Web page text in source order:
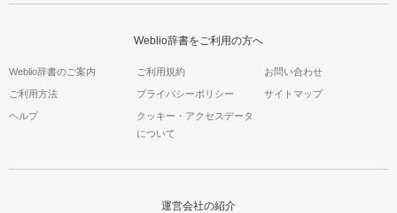
Weblio辞書をご利用の方へ
Weblio辞書のご案内 ご利用規約 お問い合わせ
ご利用方法 プライバシーポリシー サイトマップ
ヘルプ
クッキー・アクセスデータ
について
運営会社の紹介